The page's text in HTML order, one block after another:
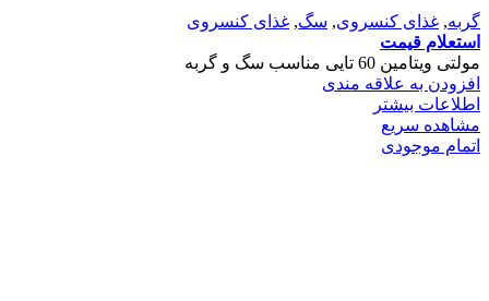
گربه, غذای کنسروی, سگ, غذای کنسروی
استعلام قیمت
مولتی ویتامین 60 تایی مناسب سگ و گربه
افزودن به علاقه مندی
اطلاعات بیشتر
مشاهده سریع
اتمام موجودی